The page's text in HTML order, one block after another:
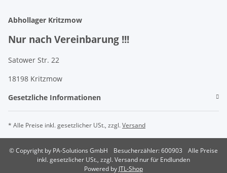
Abhollager Kritzmow
Nur nach Vereinbarung !!!
Satower Str. 22
18198 Kritzmow
Gesetzliche Informationen
* Alle Preise inkl. gesetzlicher USt., zzgl.Versand
© Copyright by PA-Solutions GmbH Besucherzähler: 600903
Alle Preise
inkl. gesetzlicher USt., zzgl. Versand nur für Endlunden
Powered by JTL-Shop